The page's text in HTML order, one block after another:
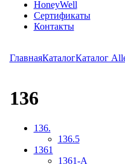
HoneyWell
Сертификаты
Контакты
ГлавнаяКаталогКаталог
136
136.
136.5
1361
1361-A